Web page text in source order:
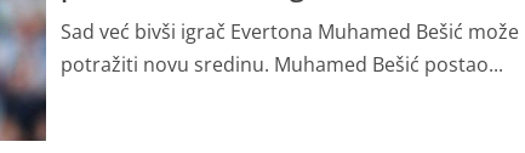
Sad već bivši igrač Evertona Muhamed Bešić može
potražiti novu sredinu. Muhamed Bešić postao...